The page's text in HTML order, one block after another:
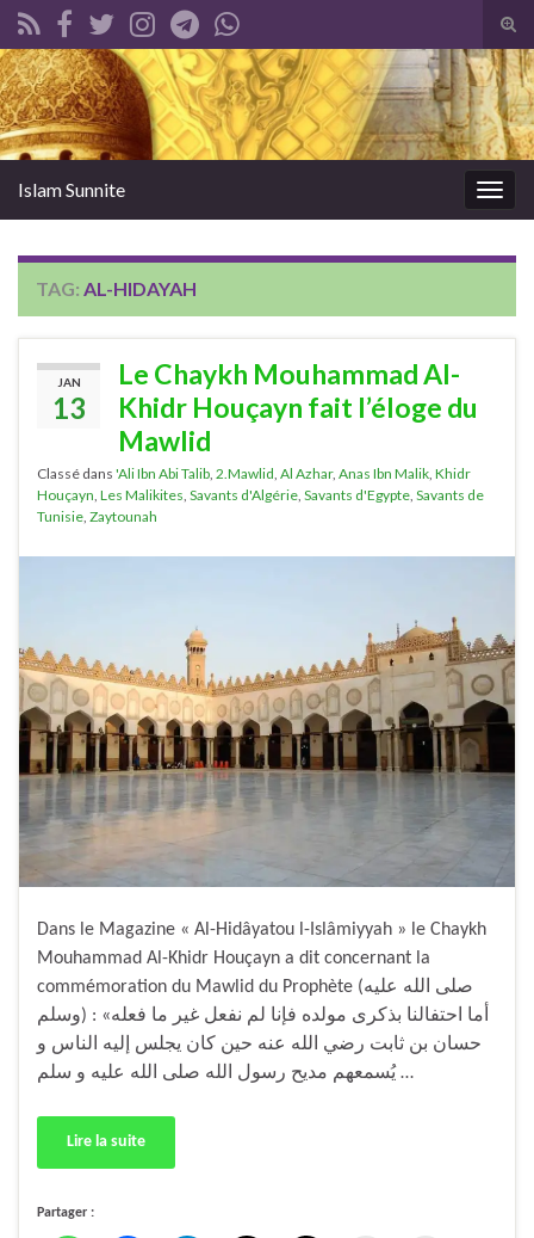
Search for:
Islam Sunnite
TAG: AL-HIDAYAH
JAN
13
Le Chaykh Mouhammad Al-
Khidr Houçayn fait l’éloge du
Mawlid
Classé dans 'Ali Ibn Abi Talib 2.Mawlid Al Azhar, Anas Ibn Malik Khidr
Houçayn Les Malikites Savants d'Algérie Savants d'Egypte Savants de
Tunisie Zaytounah
Dans le Magazine « Al-Hidâyatou l-Islâmiyyah » le Chaykh
Mouhammad Al-Khidr Houçayn a dit concernant la
commémoration du Mawlid du Prophète (صلى الله عليه
وسلم) : «أما احتفالنا بذكرى مولده فإنا لم نفعل غير ما فعله
حسان بن ثابت رضي الله عنه حين كان يجلس إليه الناس و
يُسمعهم مديح رسول الله صلى الله عليه و سلم …
Lire la suite
Partager :